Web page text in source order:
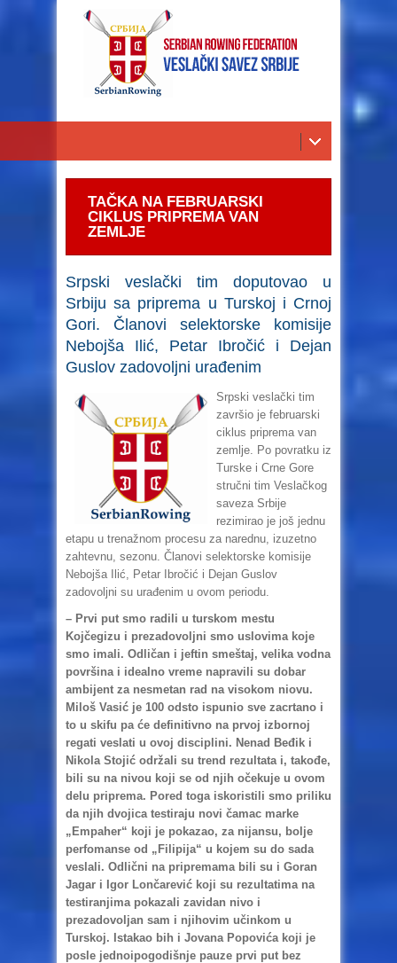
TAČKA NA FEBRUARSKI
CIKLUS PRIPREMA VAN
ZEMLJE
Srpski veslački tim doputovao u
Srbiju sa priprema u Turskoj i Crnoj
Gori. Članovi selektorske komisije
Nebojša Ilić, Petar Ibročić i Dejan
Guslov zadovoljni urađenim
Srpski veslački tim
završio je februarski
ciklus priprema van
zemlje. Po povratku iz
Turske i Crne Gore
stručni tim Veslačkog
saveza Srbije
rezimirao je još jednu
etapu u trenažnom procesu za narednu, izuzetno
zahtevnu, sezonu. Članovi selektorske komisije
Nebojša Ilić, Petar Ibročić i Dejan Guslov
zadovoljni su urađenim u ovom periodu.
– Prvi put smo radili u turskom mestu
Kojčegizu i prezadovoljni smo uslovima koje
smo imali. Odličan i jeftin smeštaj, velika vodna
površina i idealno vreme napravili su dobar
ambijent za nesmetan rad na visokom niovu.
Miloš Vasić je 100 odsto ispunio sve zacrtano i
to u skifu pa će definitivno na prvoj izbornoj
regati veslati u ovoj disciplini. Nenad Beđik i
Nikola Stojić održali su trend rezultata i, takođe,
bili su na nivou koji se od njih očekuje u ovom
delu priprema. Pored toga iskoristili smo priliku
da njih dvojica testiraju novi čamac marke
„Empaher“ koji je pokazao, za nijansu, bolje
perfomanse od „Filipija“ u kojem su do sada
veslali. Odlični na pripremama bili su i Goran
Jagar i Igor Lončarević koji su rezultatima na
testiranjima pokazali zavidan nivo i
prezadovoljan sam i njihovim učinkom u
Turskoj. Istakao bih i Jovana Popovića koji je
posle jednoipogodišnje pauze prvi put bez